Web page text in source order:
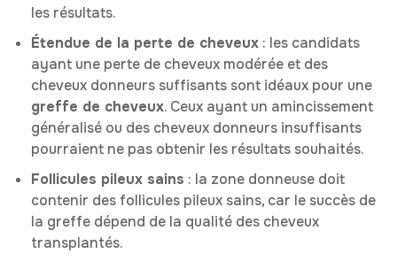
les résultats.
Étendue de la perte de cheveux : les candidats
ayant une perte de cheveux modérée et des
cheveux donneurs suffisants sont idéaux pour une
greffe de cheveux. Ceux ayant un amincissement
généralisé ou des cheveux donneurs insuffisants
pourraient ne pas obtenir les résultats souhaités.
Follicules pileux sains : la zone donneuse doit
contenir des follicules pileux sains, car le succès de
la greffe dépend de la qualité des cheveux
transplantés.